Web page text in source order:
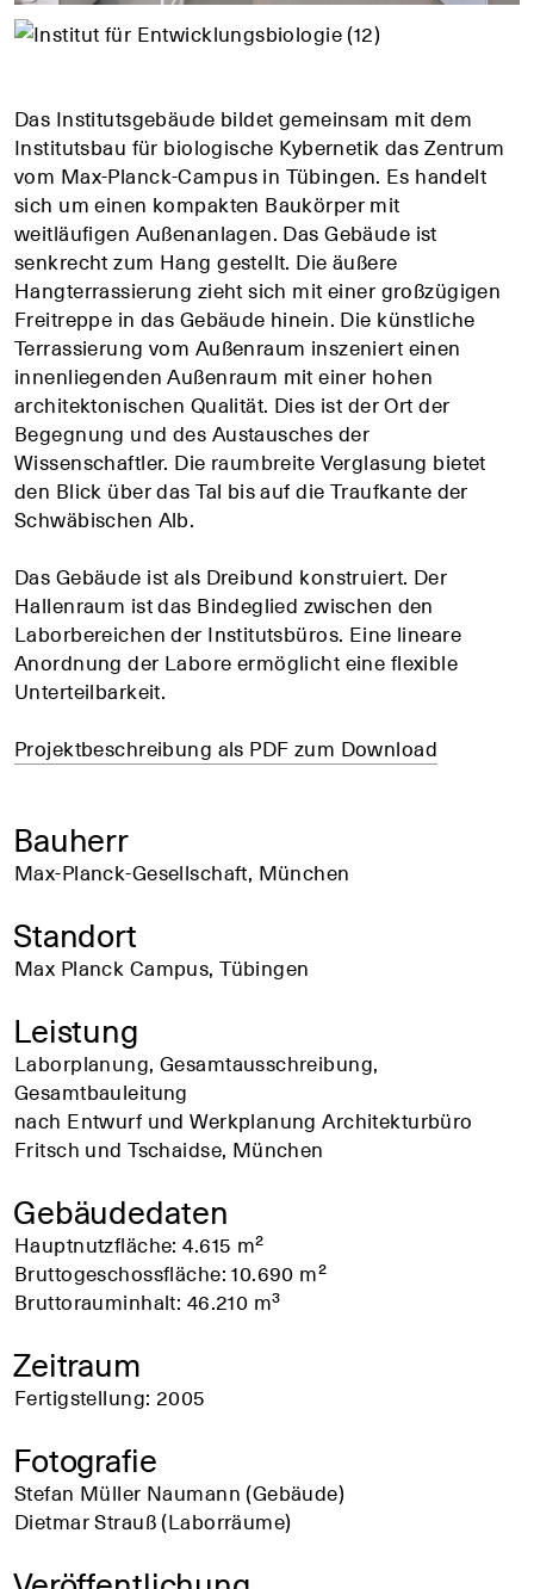
Das Institutsgebäude bildet gemeinsam mit dem
Institutsbau für biologische Kybernetik das Zentrum
vom Max-Planck-Campus in Tübingen. Es handelt
sich um einen kompakten Baukörper mit
weitläufigen Außenanlagen. Das Gebäude ist
senkrecht zum Hang gestellt. Die äußere
Hangterrassierung zieht sich mit einer großzügigen
Freitreppe in das Gebäude hinein. Die künstliche
Terrassierung vom Außenraum inszeniert einen
innenliegenden Außenraum mit einer hohen
architektonischen Qualität. Dies ist der Ort der
Begegnung und des Austausches der
Wissenschaftler. Die raumbreite Verglasung bietet
den Blick über das Tal bis auf die Traufkante der
Schwäbischen Alb.
Das Gebäude ist als Dreibund konstruiert. Der
Hallenraum ist das Bindeglied zwischen den
Laborbereichen der Institutsbüros. Eine lineare
Anordnung der Labore ermöglicht eine flexible
Unterteilbarkeit.
Projektbeschreibung als PDF zum Download
Bauherr
Max-Planck-Gesellschaft, München
Standort
Max Planck Campus, Tübingen
Leistung
Laborplanung, Gesamtausschreibung,
Gesamtbauleitung
nach Entwurf und Werkplanung Architekturbüro
Fritsch und Tschaidse, München
Gebäudedaten
Hauptnutzfläche: 4.615 m²
Bruttogeschossfläche: 10.690 m²
Bruttorauminhalt: 46.210 m³
Zeitraum
Fertigstellung: 2005
Fotografie
Stefan Müller Naumann (Gebäude)
Dietmar Strauß (Laborräume)